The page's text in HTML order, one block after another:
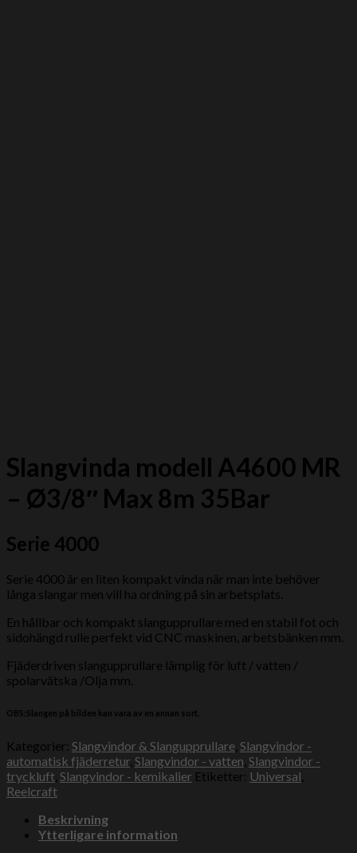
Slangvinda modell A4600 MR
– Ø3/8″ Max 8m 35Bar
Serie 4000
Serie 4000 är en liten kompakt vinda när man inte behöver
långa slangar men vill ha ordning på sin arbetsplats.
En hållbar och kompakt slangupprullare med en stabil fot och
sidohängd rulle perfekt vid CNC maskinen, arbetsbänken mm.
Fjäderdriven slangupprullare lämplig för luft / vatten /
spolarvätska /Olja mm.
OBS:Slangen på bilden kan vara av en annan sort.
Kategorier: Slangvindor & Slangupprullare Slangvindor -
automatisk fjäderretur, Slangvindor - vatten Slangvindor -
tryckluft Slangvindor - kemikalier Etiketter: Universal
Reelcraft
Beskrivning
Ytterligare information